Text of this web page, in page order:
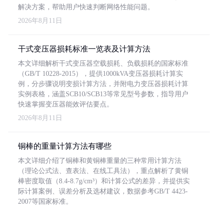
解决方案，帮助用户快速判断网络性能问题。
2026年8月11日
干式变压器损耗标准一览表及计算方法
本文详细解析干式变压器空载损耗、负载损耗的国家标准
（GB/T 10228-2015），提供1000kVA变压器损耗计算实
例，分步骤说明变损计算方法，并附电力变压器损耗计算
实例表格，涵盖SCB10/SCB13等常见型号参数，指导用户
快速掌握变压器能效评估要点。
2026年8月11日
铜棒的重量计算方法有哪些
本文详细介绍了铜棒和黄铜棒重量的三种常用计算方法
（理论公式法、查表法、在线工具法），重点解析了黄铜
棒密度取值（8.4-8.7g/cm³）和计算公式的差异，并提供实
际计算案例、误差分析及选材建议，数据参考GB/T 4423-
2007等国家标准。